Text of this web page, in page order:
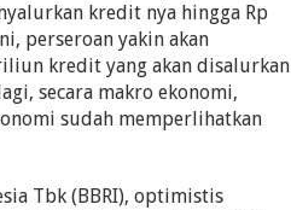
kredit nya hingga Rp
perseroan yakin akan
kredit yang akan disalurkan
secara makro ekonomi,
sudah memperlihatkan
Tbk (BBRI), optimistis